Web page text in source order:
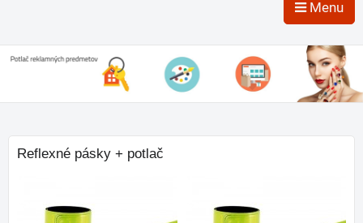
Menu
Reflexné pásky + potlač